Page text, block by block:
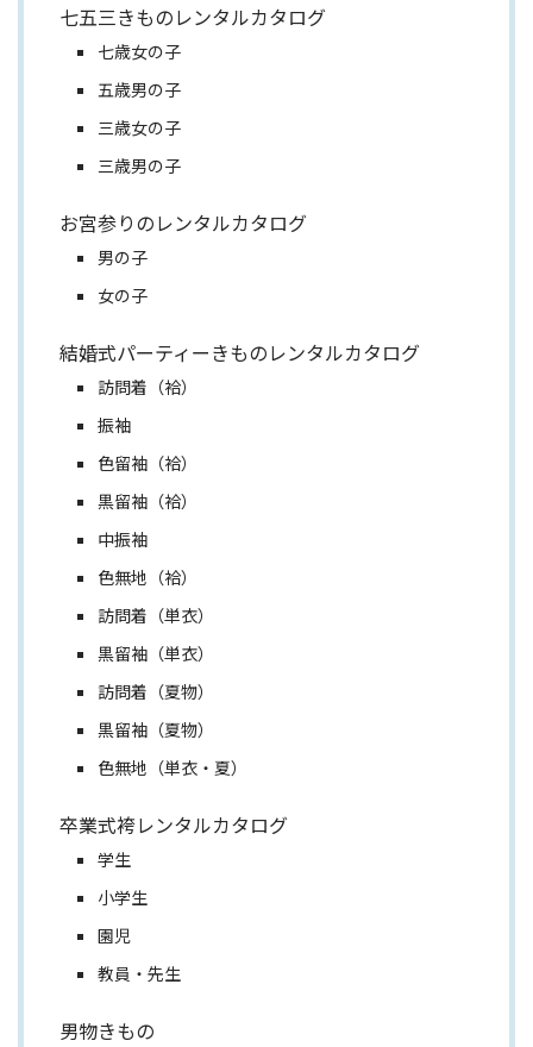
七五三きものレンタルカタログ
七歳女の子
五歳男の子
三歳女の子
三歳男の子
お宮参りのレンタルカタログ
男の子
女の子
結婚式パーティーきものレンタルカタログ
訪問着（袷）
振袖
色留袖（袷）
黒留袖（袷）
中振袖
色無地（袷）
訪問着（単衣）
黒留袖（単衣）
訪問着（夏物）
黒留袖（夏物）
色無地（単衣・夏）
卒業式袴レンタルカタログ
学生
小学生
園児
教員・先生
男物きもの